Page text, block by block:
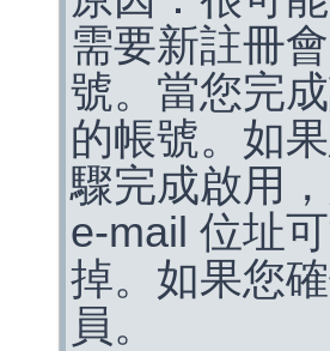
需要新註冊
號。當您完
的帳號。如
驟完成啟用
e-mail 位址
掉。如果您
員。